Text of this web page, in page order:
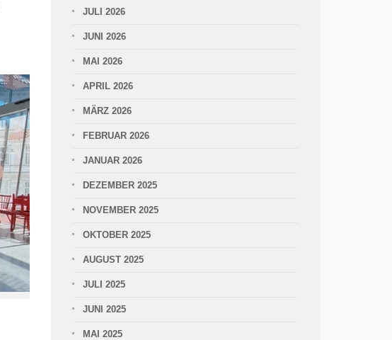
JULI 2026
JUNI 2026
MAI 2026
APRIL 2026
MÄRZ 2026
FEBRUAR 2026
JANUAR 2026
DEZEMBER 2025
NOVEMBER 2025
OKTOBER 2025
AUGUST 2025
JULI 2025
JUNI 2025
MAI 2025